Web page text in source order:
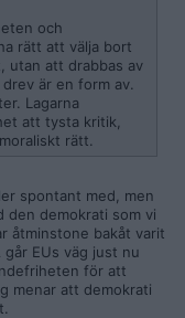
och
rätt att välja bort
utan att drabbas av
är en form av.
Lagarna
att tysta kritik,
rätt.
spontant med, men
den demokrati som vi
åtminstone bakåt varit
EUs väg just nu
för att
menar att demokrati